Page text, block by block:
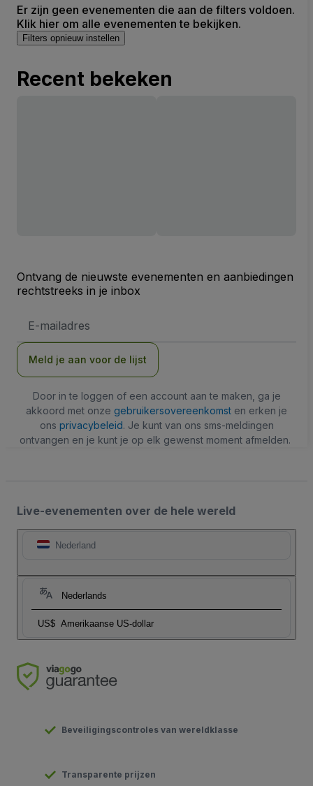
Er zijn geen evenementen die aan de filters voldoen.
Klik hier om alle evenementen te bekijken.
Filters opnieuw instellen
Recent bekeken
Ontvang de nieuwste evenementen en aanbiedingen
rechtstreeks in je inbox
mailadres
Meld je aan voor de lijst
Door in te loggen of een account aan te maken, ga je
akkoord met onze gebruikersovereenkomst en erken je
ons privacybeleid. Je kunt van ons sms-meldingen
ontvangen en je kunt je op elk gewenst moment afmelden.
Live-evenementen over de hele wereld
Nederland
Nederlands
US$ Amerikaanse US-dollar
Beveiligingscontroles van wereldklasse
Transparente prijzen